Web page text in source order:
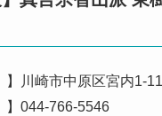
】川崎市中原区宮内1-
044-766-5546